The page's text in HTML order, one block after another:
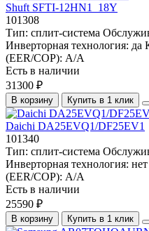
Shuft SFTI-12HN1_18Y
101308
Тип: сплит-система
Инверторная технология: да
(EER/COP): A/A
Есть в наличии
31300 ₽
В корзину Купить в 1 клик
Daichi DA25EVQ1/DF25EV1
101340
Тип: сплит-система
Инверторная технология: нет
(EER/COP): A/A
Есть в наличии
25590 ₽
В корзину Купить в 1 клик